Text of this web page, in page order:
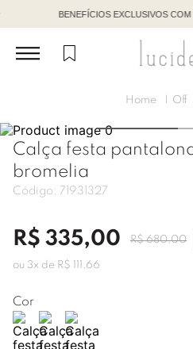
BENEFÍCIOS EXCLUSIVOS
Off
Calça festa
bromelia
Código: 71931327
R$ 335,00 R$ 680,00
ou 3x de R$ ,66
Cor